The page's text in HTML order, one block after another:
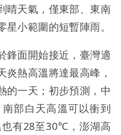
晴天氣，僅東部、東南
小範圍的短暫陣雨。
鋒面開始接近，臺灣適
炎熱高溫將達最高峰，
的一天；初步預測，中
部白天高溫可以衝到
有28至30℃，澎湖高